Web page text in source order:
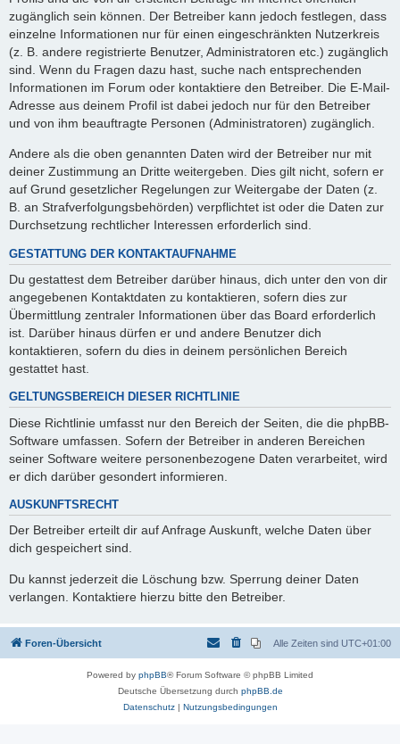
zugänglich sein können. Der Betreiber kann jedoch festlegen, dass
einzelne Informationen nur für einen eingeschränkten Nutzerkreis
(z. B. andere registrierte Benutzer, Administratoren etc.) zugänglich
sind. Wenn du Fragen dazu hast, suche nach entsprechenden
Informationen im Forum oder kontaktiere den Betreiber. Die E-Mail-
Adresse aus deinem Profil ist dabei jedoch nur für den Betreiber
und von ihm beauftragte Personen (Administratoren) zugänglich.
Andere als die oben genannten Daten wird der Betreiber nur mit
deiner Zustimmung an Dritte weitergeben. Dies gilt nicht, sofern er
auf Grund gesetzlicher Regelungen zur Weitergabe der Daten (z.
B. an Strafverfolgungsbehörden) verpflichtet ist oder die Daten zur
Durchsetzung rechtlicher Interessen erforderlich sind.
GESTATTUNG DER KONTAKTAUFNAHME
Du gestattest dem Betreiber darüber hinaus, dich unter den von dir
angegebenen Kontaktdaten zu kontaktieren, sofern dies zur
Übermittlung zentraler Informationen über das Board erforderlich
ist. Darüber hinaus dürfen er und andere Benutzer dich
kontaktieren, sofern du dies in deinem persönlichen Bereich
gestattet hast.
GELTUNGSBEREICH DIESER RICHTLINIE
Diese Richtlinie umfasst nur den Bereich der Seiten, die die phpBB-
Software umfassen. Sofern der Betreiber in anderen Bereichen
seiner Software weitere personenbezogene Daten verarbeitet, wird
er dich darüber gesondert informieren.
AUSKUNFTSRECHT
Der Betreiber erteilt dir auf Anfrage Auskunft, welche Daten über
dich gespeichert sind.
Du kannst jederzeit die Löschung bzw. Sperrung deiner Daten
verlangen. Kontaktiere hierzu bitte den Betreiber.
Foren-Übersicht Alle Zeiten sind UTC+01:00
Powered by phpBB® Forum Software © phpBB Limited
Deutsche Übersetzung durch phpBB.de
Datenschutz| Nutzungsbedingungen